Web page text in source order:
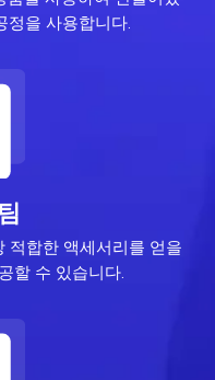
정을 사용합니다.
적합한 액세서리를 얻을
할 수 있습니다.